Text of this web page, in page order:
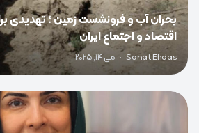
بحران آب و فرونشست زمین ؛ تهدیدی
اقتصاد و اجتماع ایران
Sanat Ehdas
· می 14, 2025